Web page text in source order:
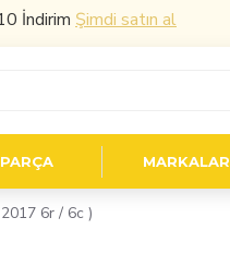
Şimdi satın al
MARKALAR
6r / 6c )